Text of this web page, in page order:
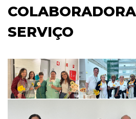
SERVIÇO